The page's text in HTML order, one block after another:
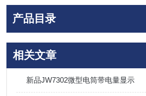
产品目录
相关文章
新品JW7302微型电筒带电量显示